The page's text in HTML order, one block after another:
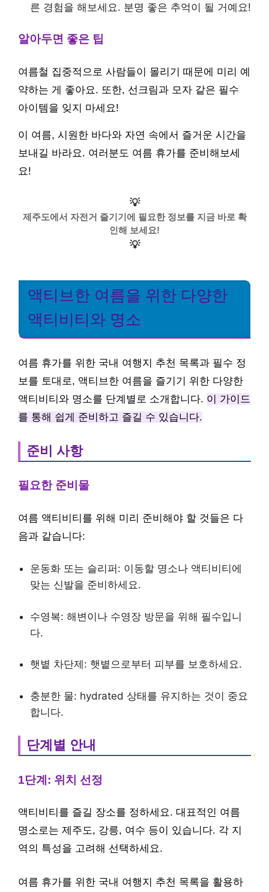
른 경험을 해보세요. 분명 좋은 추억이 될 거예요!
알아두면 좋은 팁
여름철 집중적으로 사람들이 몰리기 때문에 미리 예
약하는 게 좋아요. 또한, 선크림과 모자 같은 필수
아이템을 잊지 마세요!
이 여름, 시원한 바다와 자연 속에서 즐거운 시간을
보내길 바라요. 여러분도 여름 휴가를 준비해보세
요!
💡
제주도에서 자전거 즐기기에 필요한 정보를 지금 바로 확
인해 보세요!
💡
액티브한 여름을 위한 다양한
액티비티와 명소
여름 휴가를 위한 국내 여행지 추천 목록과 필수 정
보를 토대로, 액티브한 여름을 즐기기 위한 다양한
액티비티와 명소를 단계별로 소개합니다. 이 가이드
를 통해 쉽게 준비하고 즐길 수 있습니다.
준비 사항
필요한 준비물
여름 액티비티를 위해 미리 준비해야 할 것들은 다
음과 같습니다:
운동화 또는 슬리퍼: 이동할 명소나 액티비티에
맞는 신발을 준비하세요.
수영복: 해변이나 수영장 방문을 위해 필수입니
다.
햇볕 차단제: 햇볕으로부터 피부를 보호하세요.
충분한 물: hydrated 상태를 유지하는 것이 중요
합니다.
단계별 안내
1단계: 위치 선정
액티비티를 즐길 장소를 정하세요. 대표적인 여름
명소로는 제주도, 강릉, 여수 등이 있습니다. 각 지
역의 특성을 고려해 선택하세요.
여름 휴가를 위한 국내 여행지 추천 목록을 활용하